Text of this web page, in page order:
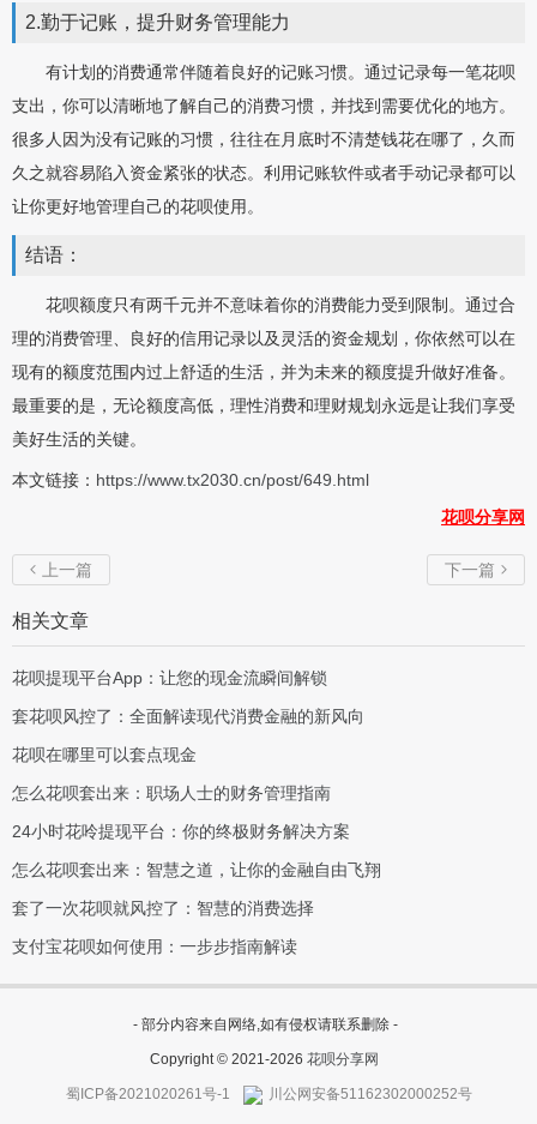
2.勤于记账，提升财务管理能力
有计划的消费通常伴随着良好的记账习惯。通过记录每一笔花呗
支出，你可以清晰地了解自己的消费习惯，并找到需要优化的地方。
很多人因为没有记账的习惯，往往在月底时不清楚钱花在哪了，久而
久之就容易陷入资金紧张的状态。利用记账软件或者手动记录都可以
让你更好地管理自己的花呗使用。
结语：
花呗额度只有两千元并不意味着你的消费能力受到限制。通过合
理的消费管理、良好的信用记录以及灵活的资金规划，你依然可以在
现有的额度范围内过上舒适的生活，并为未来的额度提升做好准备。
最重要的是，无论额度高低，理性消费和理财规划永远是让我们享受
美好生活的关键。
本文链接： https://www.tx2030.cn/post/649.html
花呗分享网
 上一篇 下一篇 
相关文章
花呗提现平台App：让您的现金流瞬间解锁
套花呗风控了：全面解读现代消费金融的新风向
花呗在哪里可以套点现金
怎么花呗套出来：职场人士的财务管理指南
24小时花呤提现平台：你的终极财务解决方案
怎么花呗套出来：智慧之道，让你的金融自由飞翔
套了一次花呗就风控了：智慧的消费选择
支付宝花呗如何使用：一步步指南解读
- 部分内容来自网络,如有侵权请联系删除 -
Copyright © 2021-2026 花呗分享网
蜀ICP备2021020261号-1 川公网安备51162302000252号